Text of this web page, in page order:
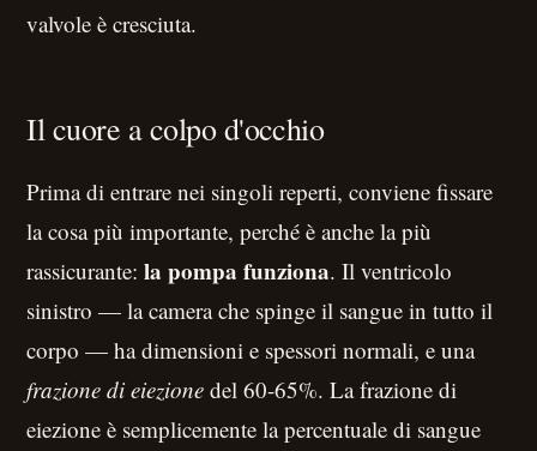
valvole è cresciuta.
Il cuore a colpo d'occhio
Prima di entrare nei singoli reperti, conviene fissare
la cosa più importante, perché è anche la più
rassicurante:la pompa funziona. Il ventricolo
sinistro — la camera che spinge il sangue in tutto il
corpo — ha dimensioni e spessori normali, e una
frazione di eiezione del 60-65%. La frazione di
eiezione è semplicemente la percentuale di sangue